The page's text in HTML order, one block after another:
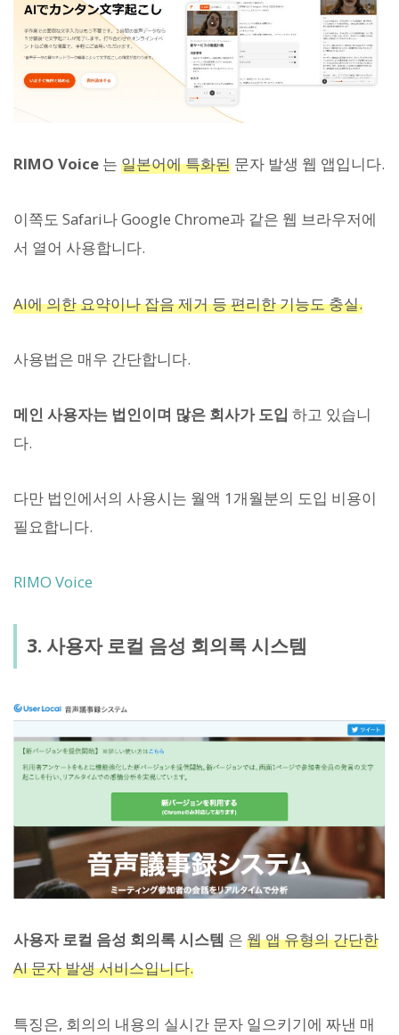
RIMO Voice 는 일본어에 특화된 문자 발생 웹 앱입니다.
이쪽도 Safari나 Google Chrome과 같은 웹 브라우저에
서 열어 사용합니다.
AI에 의한 요약이나 잡음 제거 등 편리한 기능도 충실.
사용법은 매우 간단합니다.
메인 사용자는 법인이며 많은 회사가 도입 하고 있습니
다.
다만 법인에서의 사용시는 월액 1개월분의 도입 비용이
필요합니다.
RIMO Voice
3. 사용자 로컬 음성 회의록 시스템
사용자 로컬 음성 회의록 시스템 은 웹 앱 유형의 간단한
AI 문자 발생 서비스입니다.
특징은, 회의의 내용의 실시간 문자 일으키기에 짜낸 매